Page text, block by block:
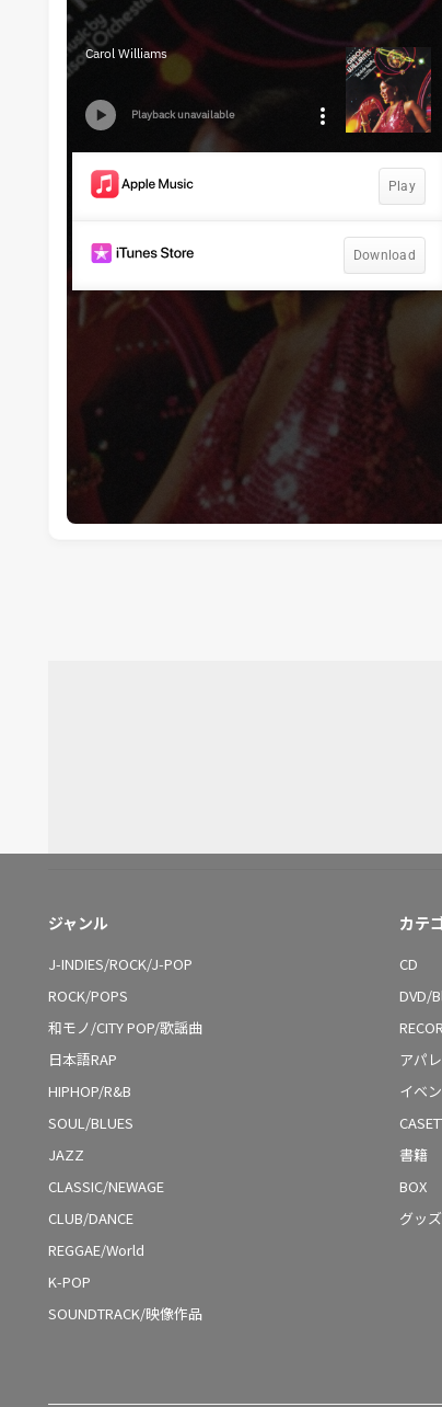
ジャンル
J-INDIES/ROCK/J-POP
ROCK/POPS
和モノ/CITY POP/歌謡曲
日本語RAP
HIPHOP/R&B
SOUL/BLUES
JAZZ
CLASSIC/NEWAGE
CLUB/DANCE
REGGAE/World
K-POP
SOUNDTRACK/映像作品
カテ
CD
DVD/
アパ
イベ
書籍
BOX
グッズ